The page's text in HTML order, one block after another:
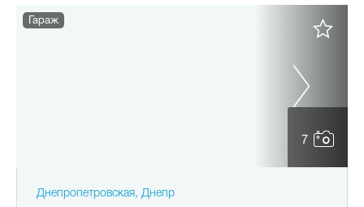
7
Гараж
Днепропетровская, Днепр